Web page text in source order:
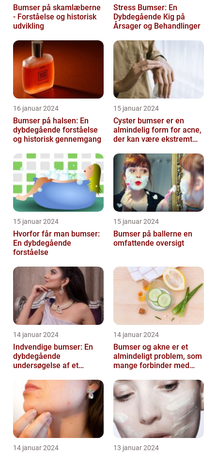
Bumser på skamlæberne
- Forståelse og historisk
udvikling
Stress Bumser: En
Dybdegående Kig på
Årsager og Behandlinger
16 januar 2024
Bumser på halsen: En
dybdegående forståelse
og historisk gennemgang
15 januar 2024
Cyster bumser er en
almindelig form for acne,
der kan være ekstremt
belastende for d...
15 januar 2024
Hvorfor får man bumser:
En dybdegående
forståelse
15 januar 2024
Bumser på ballerne en
omfattende oversigt
14 januar 2024
Indvendige bumser: En
dybdegående
undersøgelse af et
14 januar 2024
Bumser og akne er et
almindeligt problem, som
mange forbinder med
14 januar 2024 13 januar 2024